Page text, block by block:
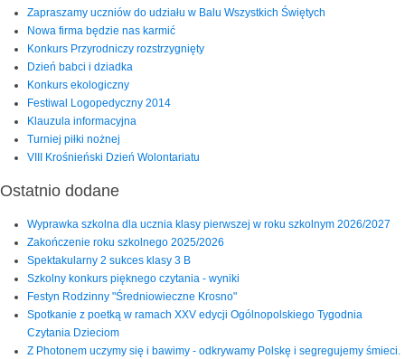
Zapraszamy uczniów do udziału w Balu Wszystkich Świętych
Nowa firma będzie nas karmić
Konkurs Przyrodniczy rozstrzygnięty
Dzień babci i dziadka
Konkurs ekologiczny
Festiwal Logopedyczny 2014
Klauzula informacyjna
Turniej piłki nożnej
VIII Krośnieński Dzień Wolontariatu
Ostatnio dodane
Wyprawka szkolna dla ucznia klasy pierwszej w roku szkolnym 2026/2027
Zakończenie roku szkolnego 2025/2026
Spektakularny 2 sukces klasy 3 B
Szkolny konkurs pięknego czytania - wyniki
Festyn Rodzinny "Średniowieczne Krosno"
Spotkanie z poetką w ramach XXV edycji Ogólnopolskiego Tygodnia
Czytania Dzieciom
Z Photonem uczymy się i bawimy - odkrywamy Polskę i segregujemy śmieci.